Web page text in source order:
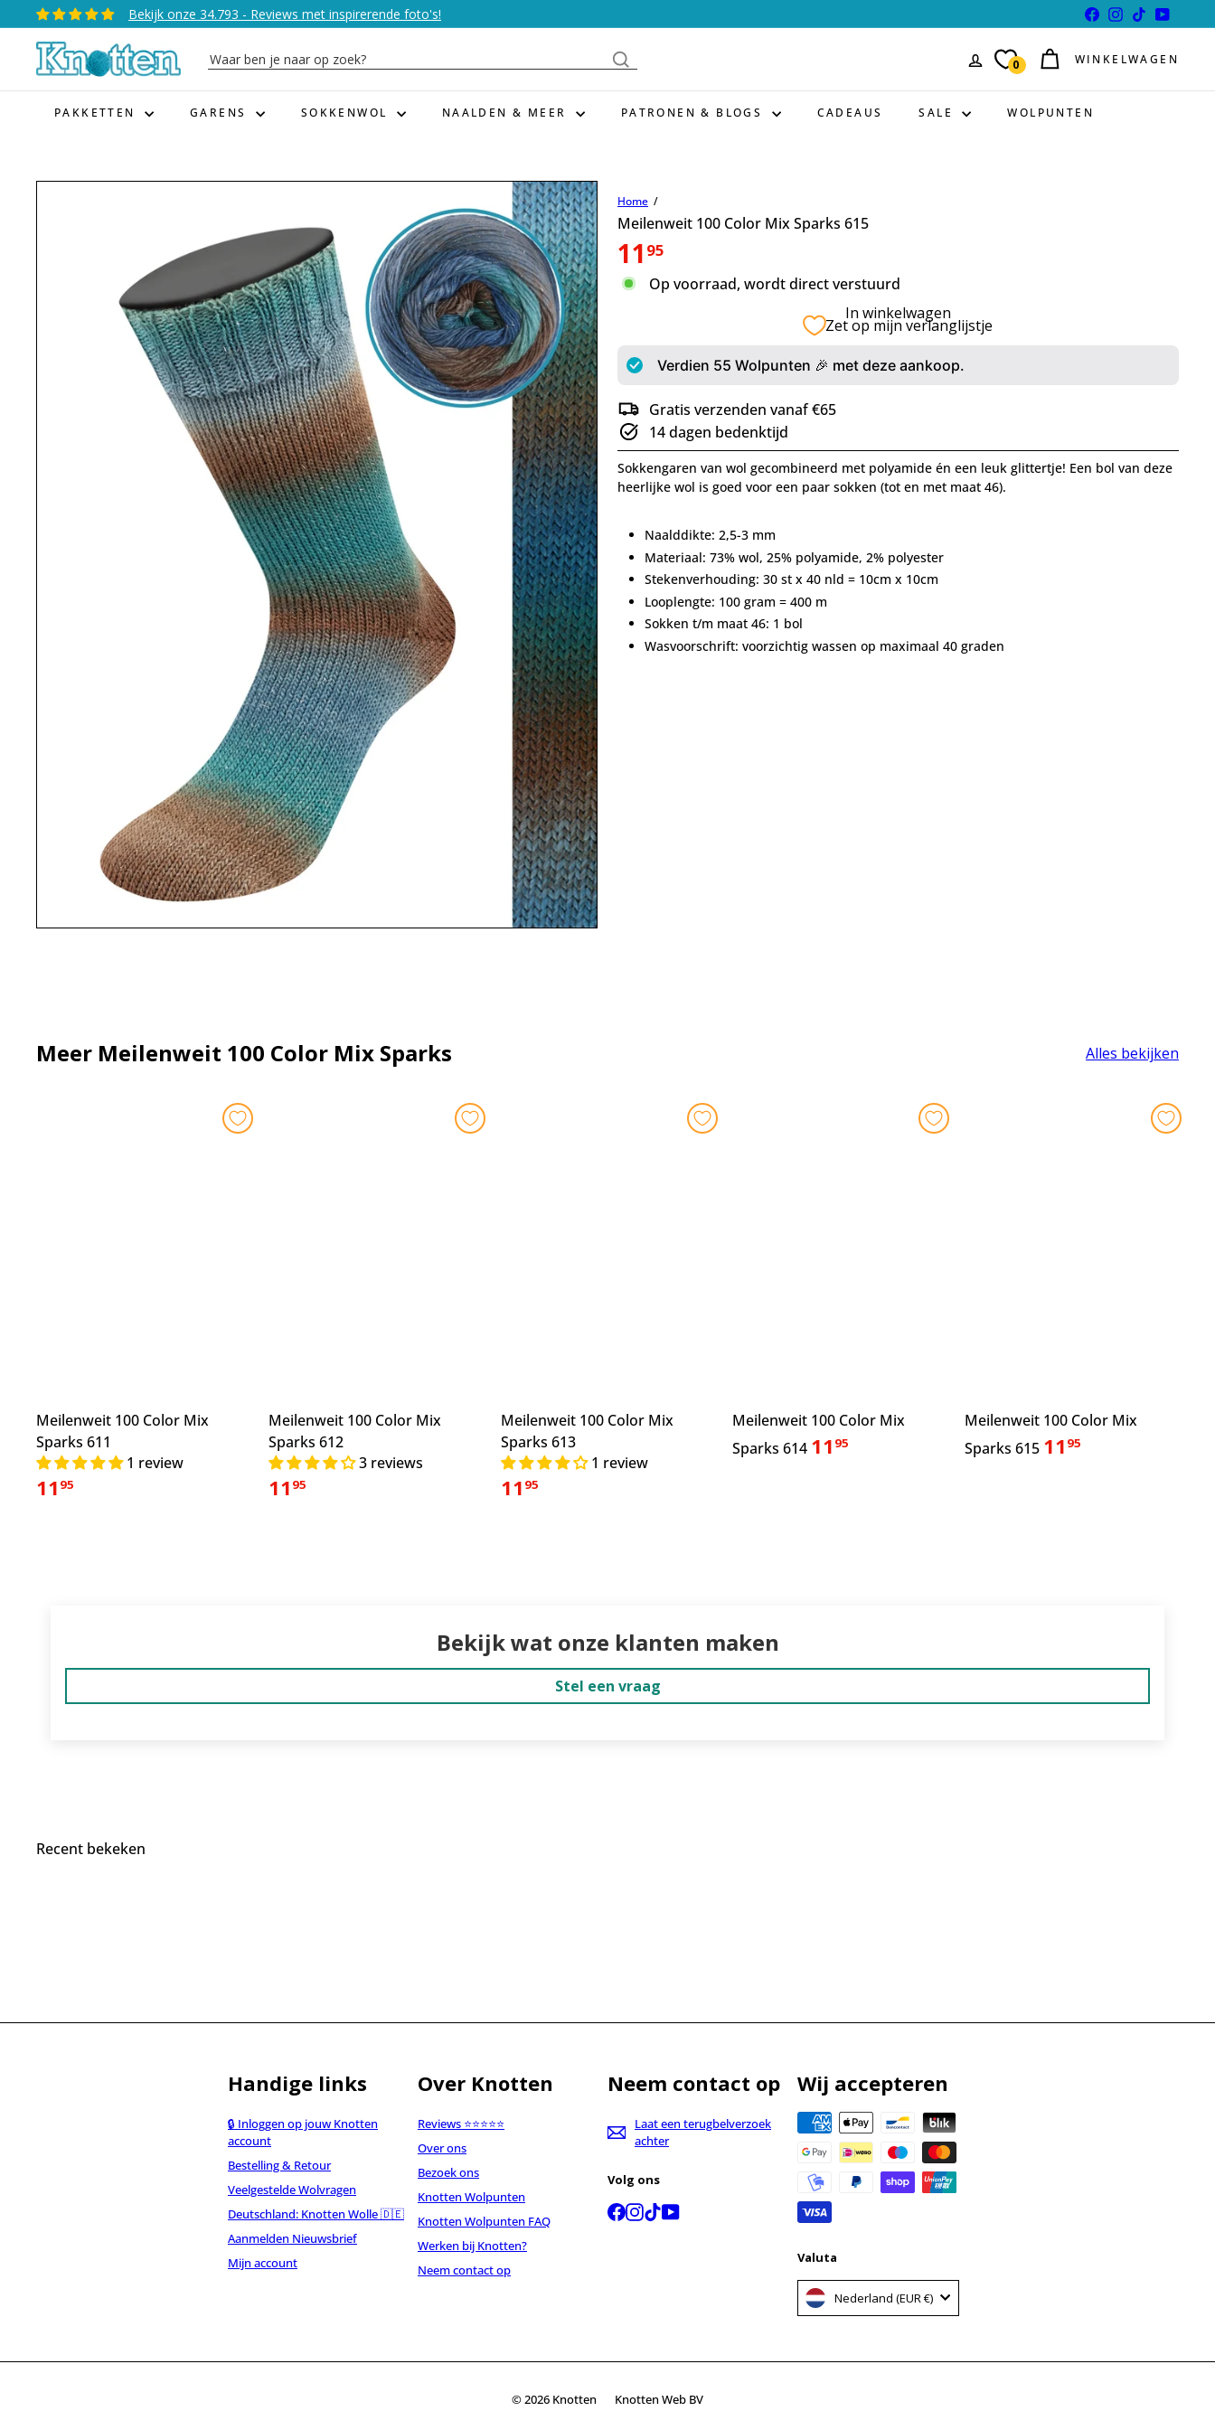
inhoudDiavoorstelling
pauzeren
Bekijk onze 34.793 - Reviews met inspirerende foto's! FacebookInstagram
TikTokYouTube
K
n
o
n
Waar
0 WINKELWAGEN
PAKKETTEN GARENS SOKKENWOL NAALDEN & MEER PATRONEN & BLOGS CADEAUS SALE WOLPUNTEN
Home
Meilenweit 100 Color Mix Sparks 615
Normale
prijs
11 95
Op voorraad, wordt direct verstuurd
In winkelwagen
Zet op mijn verlanglijstje
Verdien 55 Wolpunten 🎉 met deze aankoop.
Gratis verzenden vanaf €65
14 dagen bedenktijd
Sokkengaren van wol gecombineerd met polyamide én een leuk glittertje! Een bol van deze
heerlijke wol is goed voor een paar sokken (tot en met maat 46).
Naalddikte: 2,5-3 mm
Materiaal: 73% wol, 25% polyamide, 2% polyester
Stekenverhouding: 30 st x 40 nld = 10cm x 10cm
Looplengte: 100 gram = 400 m
Sokken t/m maat 46: 1 bol
Wasvoorschrift: voorzichtig wassen op maximaal 40 graden
Meer Meilenweit 100 Color Mix Sparks Alles bekijken
Meilenweit 100 Color Mix
Sparks 611
1 review
11 95
Meilenweit 100 Color Mix
Sparks 612
3 reviews
11 95
Meilenweit 100 Color Mix
Sparks 613
1 review
11 95
Meilenweit 100 Color Mix
Sparks 614 11 95
Meilenweit 100 Color Mix
Sparks 615 11 95
Bekijk wat onze klanten maken
Stel een vraag
Recent bekeken
Handige links
🔒 Inloggen op jouw Knotten
account
Bestelling & Retour
Veelgestelde Wolvragen
Deutschland: Knotten Wolle 🇩🇪
Aanmelden Nieuwsbrief
Mijn account
Over Knotten
Reviews ⭐⭐⭐⭐⭐
Over ons
Bezoek ons
Knotten Wolpunten
Knotten Wolpunten FAQ
Werken bij Knotten?
Neem contact op
Neem contact op
Laat een terugbelverzoek
achter
Volg ons
Facebook
Instagram
TikTokYouTube
Wij accepteren
Valuta
Nederland (EUR €)
© 2026 Knotten Knotten Web BV